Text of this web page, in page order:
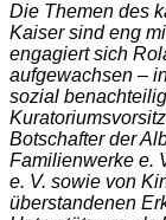
Die Themen des
Kaiser sind eng
engagiert sich
aufgewachsen –
sozial
Botschafter der
Familienwerke e.
e. V. sowie von
überstandenen